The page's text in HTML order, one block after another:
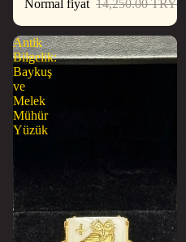
Normal fiyat 14,250.00 TRY
Antik
Bilgelik:
Baykuş
ve
Melek
Mühür
Yüzük